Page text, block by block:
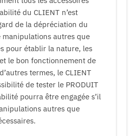
du CLIENT n’est
de la dépréciation du
autres que
pour établir la nature, les
le bon fonctionnement de
termes, le CLIENT
de tester le PRODUIT
pourra être engagée s’il
autres que